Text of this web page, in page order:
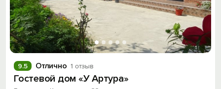
Отлично 1 отзыв
9.5
Гостевой дом «У Артура»